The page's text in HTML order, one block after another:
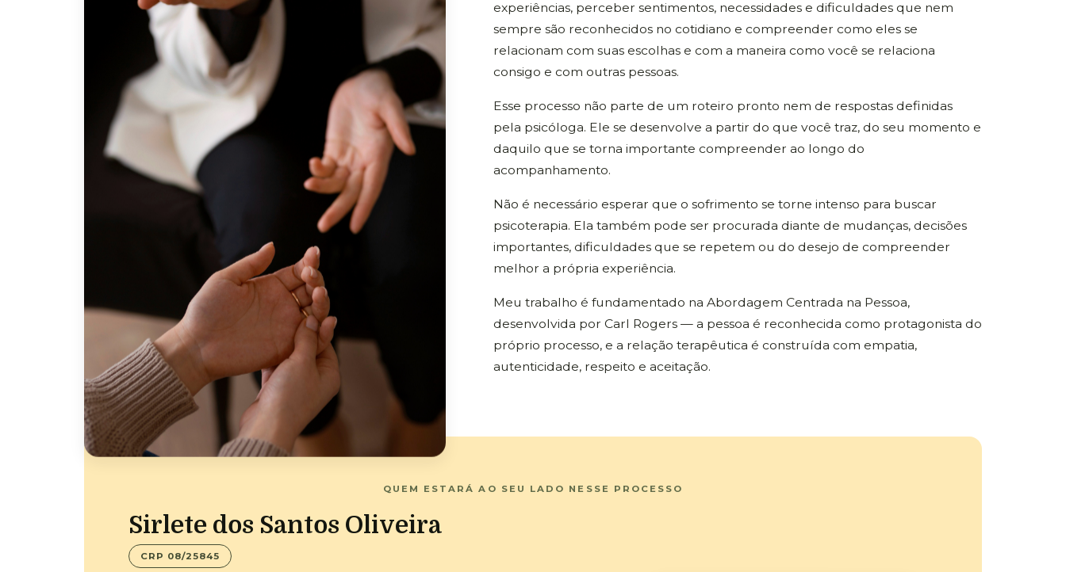
experiências, perceber sentimentos, necessidades e dificuldades que nem
sempre são reconhecidos no cotidiano e compreender como eles se
relacionam com suas escolhas e com a maneira como você se relaciona
consigo e com outras pessoas.
Esse processo não parte de um roteiro pronto nem de respostas definidas
pela psicóloga. Ele se desenvolve a partir do que você traz, do seu momento e
daquilo que se torna importante compreender ao longo do
acompanhamento.
Não é necessário esperar que o sofrimento se torne intenso para buscar
psicoterapia. Ela também pode ser procurada diante de mudanças, decisões
importantes, dificuldades que se repetem ou do desejo de compreender
melhor a própria experiência.
Meu trabalho é fundamentado na Abordagem Centrada na Pessoa,
desenvolvida por Carl Rogers — a pessoa é reconhecida como protagonista do
próprio processo, e a relação terapêutica é construída com empatia,
autenticidade, respeito e aceitação.
QUEM ESTARÁ AO SEU LADO NESSE PROCESSO
Sirlete dos Santos Oliveira
CRP 08/25845